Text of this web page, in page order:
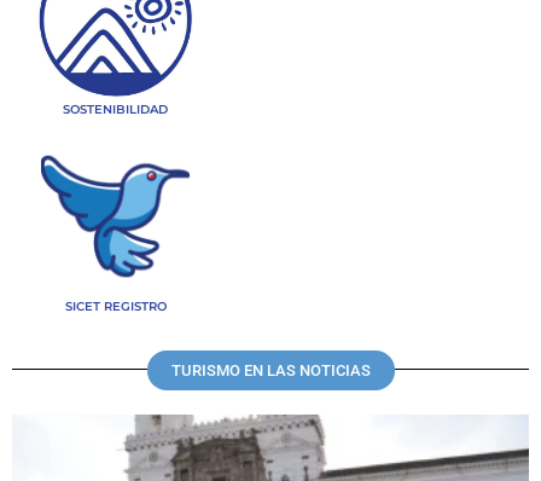
SOSTENIBILIDAD
SICET REGISTRO
TURISMO EN LAS NOTICIAS
P
a
P
a
P
a
P
a
P
a